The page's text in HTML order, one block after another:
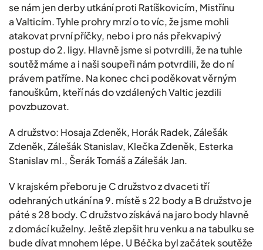
se nám jen derby utkání proti Ratíškovicím, Mistřínu
a Valticím. Tyhle prohry mrzí o to víc, že jsme mohli
atakovat první příčky, nebo i pro nás překvapivý
postup do 2. ligy. Hlavně jsme si potvrdili, že na tuhle
soutěž máme a i naši soupeři nám potvrdili, že do ní
právem patříme. Na konec chci poděkovat věrným
fanouškům, kteří nás do vzdálených Valtic jezdili
povzbuzovat.
A družstvo: Hosaja Zdeněk, Horák Radek, Zálešák
Zdeněk, Zálešák Stanislav, Klečka Zdeněk, Esterka
Stanislav ml., Šerák Tomáš a Zálešák Jan.
V krajském přeboru je C družstvo z dvaceti tří
odehraných utkání na 9. místě s 22 body a B družstvo je
páté s 28 body. C družstvo získává na jaro body hlavně
z domácí kuželny. Ještě zlepšit hru venku a na tabulku se
bude dívat mnohem lépe. U Béčka byl začátek soutěže